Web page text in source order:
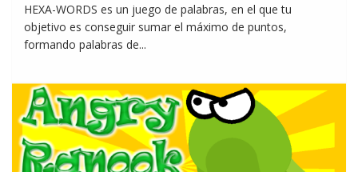
HEXA-WORDS es un juego de palabras, en el que tu
objetivo es conseguir sumar el máximo de puntos,
formando palabras de...